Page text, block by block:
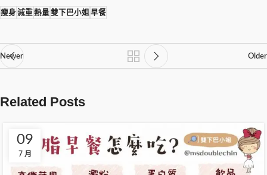
瘦身減重熱量雙下巴小姐 早餐
Newer Older
Related Posts
09
7 月